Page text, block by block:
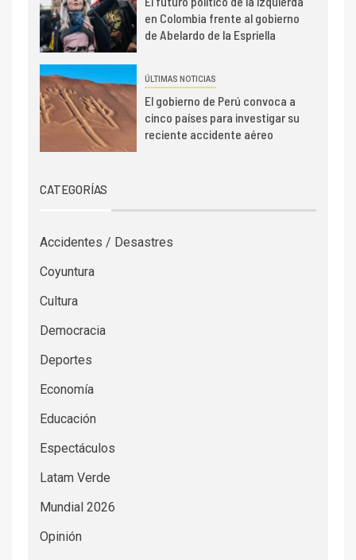
en Colombia frente al gobierno
de Abelardo de la Espriella
ÚLTIMAS NOTICIAS
El gobierno de Perú convoca a
cinco países para investigar su
reciente accidente aéreo
CATEGORÍAS
Accidentes / Desastres
Coyuntura
Cultura
Democracia
Deportes
Economía
Educación
Espectáculos
Latam Verde
Mundial 2026
Opinión